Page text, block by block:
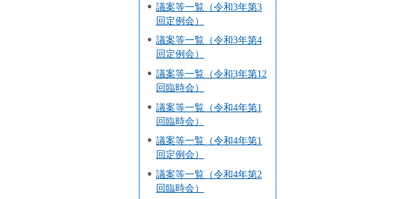
議案等一覧（令和3年第3
回定例会）
議案等一覧（令和3年第4
回定例会）
議案等一覧（令和3年第12
回臨時会）
議案等一覧（令和4年第1
回臨時会）
議案等一覧（令和4年第1
回定例会）
議案等一覧（令和4年第2
回臨時会）